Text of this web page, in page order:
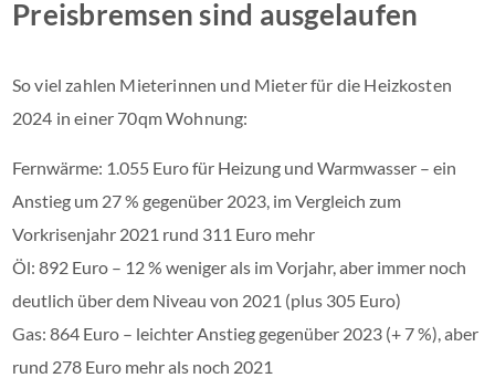
Preisbremsen sind ausgelaufen
So viel zahlen Mieterinnen und Mieter für die Heizkosten
2024 in einer 70qm Wohnung:
Fernwärme: 1.055 Euro für Heizung und Warmwasser – ein
Anstieg um 27 % gegenüber 2023, im Vergleich zum
Vorkrisenjahr 2021 rund 311 Euro mehr
Öl: 892 Euro – 12 % weniger als im Vorjahr, aber immer noch
deutlich über dem Niveau von 2021 (plus 305 Euro)
Gas: 864 Euro – leichter Anstieg gegenüber 2023 (+ 7 %), aber
rund 278 Euro mehr als noch 2021